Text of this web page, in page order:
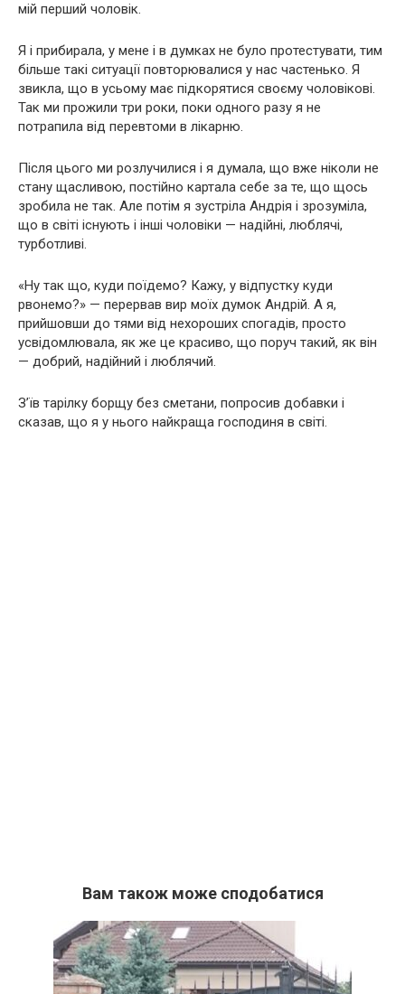
мій перший чоловік.
Я і прибирала, у мене і в думках не було протестувати, тим
більше такі ситуації повторювалися у нас частенько. Я
звикла, що в усьому має підкорятися своєму чоловікові.
Так ми прожили три роки, поки одного разу я не
потрапила від перевтоми в лікарню.
Після цього ми розлучилися і я думала, що вже ніколи не
стану щасливою, постійно картала себе за те, що щось
зробила не так. Але потім я зустріла Андрія і зрозуміла,
що в світі існують і інші чоловіки — надійні, люблячі,
турботливі.
«Ну так що, куди поїдемо? Кажу, у відпустку куди
рвонемо?» — перервав вир моїх думок Андрій. А я,
прийшовши до тями від нехороших спогадів, просто
усвідомлювала, як же це красиво, що поруч такий, як він
— добрий, надійний і люблячий.
З’їв тарілку борщу без сметани, попросив добавки і
сказав, що я у нього найкраща господиня в світі.
Вам також може сподобатися